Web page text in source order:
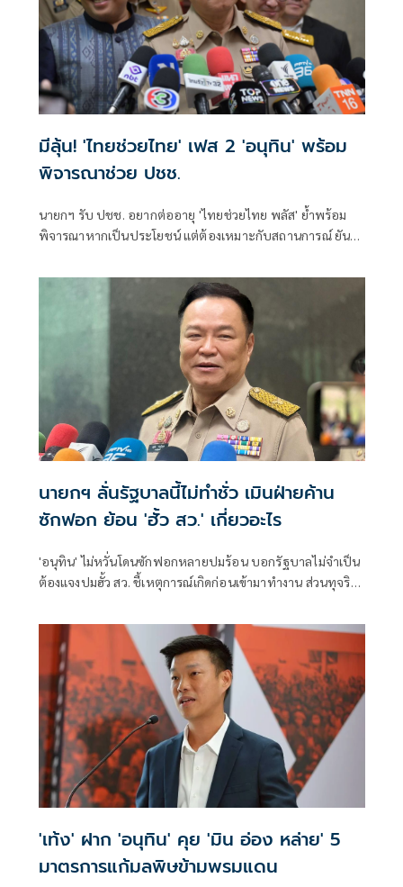
มีลุ้น! 'ไทยช่วยไทย' เฟส 2 'อนุทิน' พร้อม
พิจารณาช่วย ปชช.
นายกฯ รับ ปชช. อยากต่ออายุ 'ไทยช่วยไทย พลัส' ย้ำพร้อม
พิจารณาหากเป็นประโยชน์ แต่ต้องเหมาะกับสถานการณ์ ยัน
มันเย็น'
นายกฯ ลั่นรัฐบาลนี้ไม่ทำชั่ว เมินฝ่ายค้าน
ซักฟอก ย้อน 'ฮั้ว สว.' เกี่ยวอะไร
'อนุทิน' ไม่หวั่นโดนซักฟอกหลายปมร้อน บอกรัฐบาลไม่จำเป็น
ต้องแจงปมฮั้ว สว. ชี้เหตุการณ์เกิดก่อนเข้ามาทำงาน ส่วนทุจริต
'เท้ง' ฝาก 'อนุทิน' คุย 'มิน อ่อง หล่าย' 5
มาตรการแก้มลพิษข้ามพรมแดน